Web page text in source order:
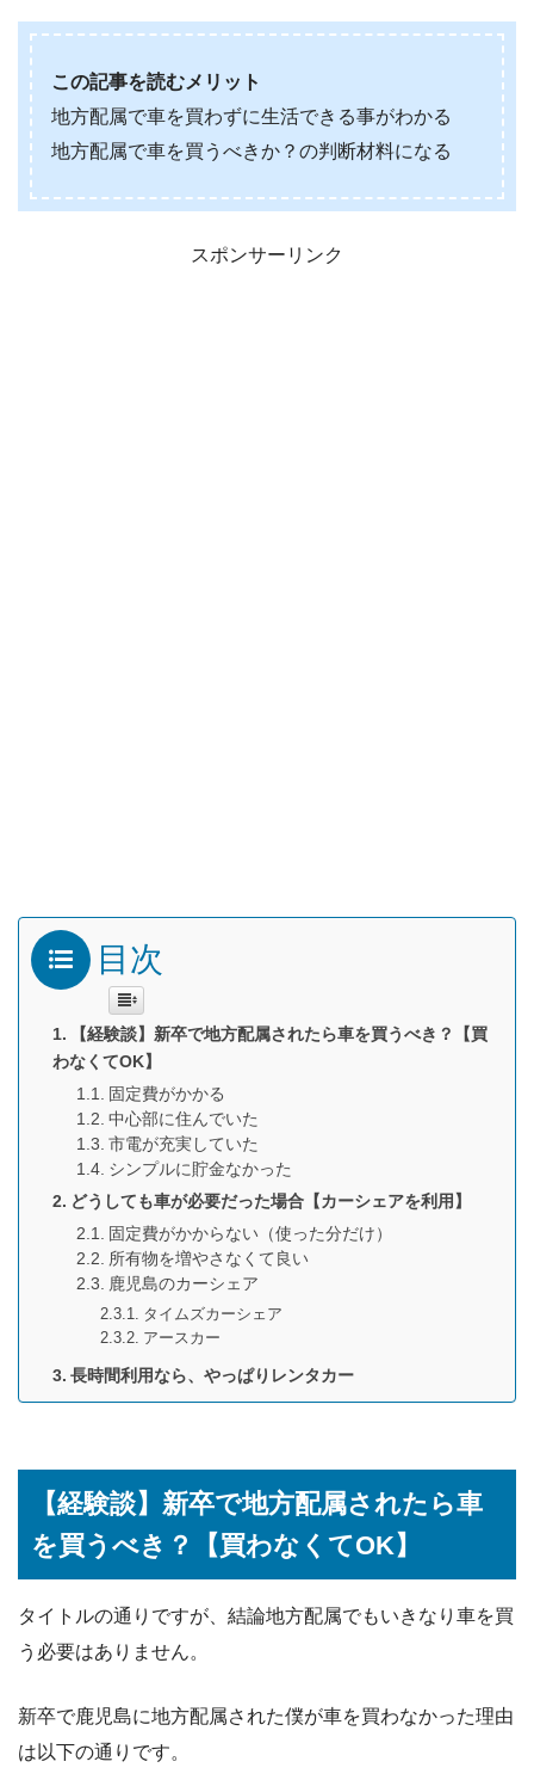
この記事を読むメリット
地方配属で車を買わずに生活できる事がわかる
地方配属で車を買うべきか？の判断材料になる
スポンサーリンク
目次
【経験談】新卒で地方配属されたら車を買うべき？【買
わなくてOK】
固定費がかかる
中心部に住んでいた
市電が充実していた
シンプルに貯金なかった
どうしても車が必要だった場合【カーシェアを利用】
固定費がかからない（使った分だけ）
所有物を増やさなくて良い
鹿児島のカーシェア
タイムズカーシェア
アースカー
長時間利用なら、やっぱりレンタカー
【経験談】新卒で地方配属されたら車
を買うべき？【買わなくてOK】
タイトルの通りですが、結論地方配属でもいきなり車を買
う必要はありません。
新卒で鹿児島に地方配属された僕が車を買わなかった理由
は以下の通りです。